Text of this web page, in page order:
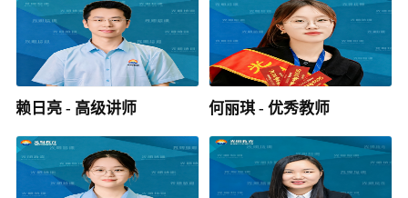
赖日亮 - 高级讲师 何丽琪 - 优秀教师